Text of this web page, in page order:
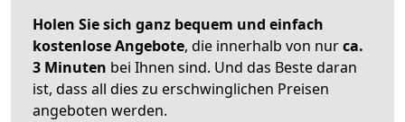
Holen Sie sich ganz bequem und einfach
kostenlose Angebote, die innerhalb von nurca.
3 Minuten bei Ihnen sind. Und das Beste daran
ist, dass all dies zu erschwinglichen Preisen
angeboten werden.